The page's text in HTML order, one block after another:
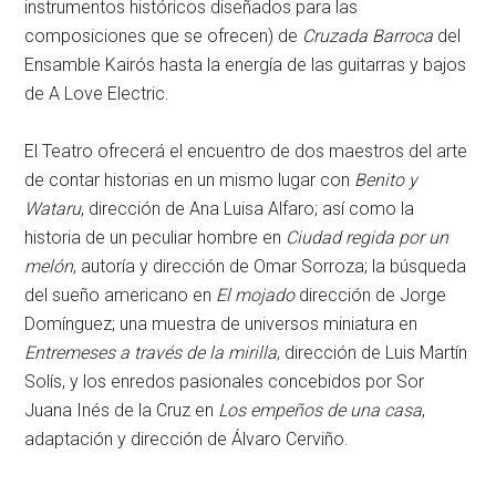
instrumentos históricos diseñados para las
composiciones que se ofrecen) de Cruzada Barroca del
Ensamble Kairós hasta la energía de las guitarras y bajos
de A Love Electric.
El Teatro ofrecerá el encuentro de dos maestros del arte
de contar historias en un mismo lugar con Benito y
Wataru, dirección de Ana Luisa Alfaro; así como la
historia de un peculiar hombre en Ciudad regida por un
melón, autoría y dirección de Omar Sorroza; la búsqueda
del sueño americano en El mojadodirección de Jorge
Domínguez; una muestra de universos miniatura en
Entremeses a través de la mirilla, dirección de Luis Martín
Solís, y los enredos pasionales concebidos por Sor
Juana Inés de la Cruz en Los empeños de una casa,
adaptación y dirección de Álvaro Cerviño.